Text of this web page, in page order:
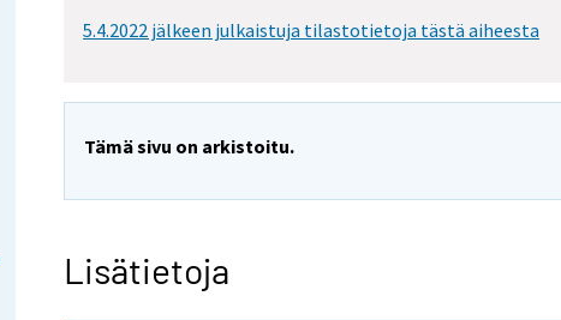
5.4.2022 jälkeen julkaistuja tilastotietoja tästä aiheesta
Tämä sivu on arkistoitu.
Lisätietoja